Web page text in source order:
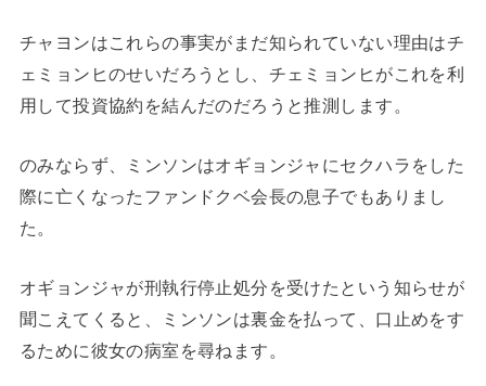
チャヨンはこれらの事実がまだ知られていない理由はチ
ェミョンヒのせいだろうとし、チェミョンヒがこれを利
用して投資協約を結んだのだろうと推測します。
のみならず、ミンソンはオギョンジャにセクハラをした
際に亡くなったファンドクベ会長の息子でもありまし
た。
オギョンジャが刑執行停止処分を受けたという知らせが
聞こえてくると、ミンソンは裏金を払って、口止めをす
るために彼女の病室を尋ねます。